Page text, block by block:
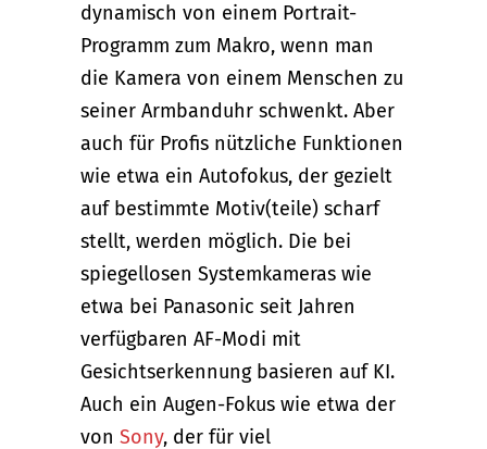
dynamisch von einem Portrait-
Programm zum Makro, wenn man
die Kamera von einem Menschen zu
seiner Armbanduhr schwenkt. Aber
auch für Profis nützliche Funktionen
wie etwa ein Autofokus, der gezielt
auf bestimmte Motiv(teile) scharf
stellt, werden möglich. Die bei
spiegellosen Systemkameras wie
etwa bei Panasonic seit Jahren
verfügbaren AF-Modi mit
Gesichtserkennung basieren auf KI.
Auch ein Augen-Fokus wie etwa der
von Sony, der für viel